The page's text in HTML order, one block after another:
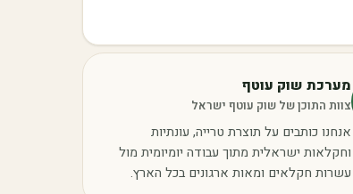
מערכת שוק עוטף
צוות התוכן של שוק עוטף ישראל
אנחנו כותבים על תוצרת טרייה, עונתיות
וחקלאות ישראלית מתוך עבודה יומיומית מול
עשרות חקלאים ומאות ארגונים בכל הארץ.